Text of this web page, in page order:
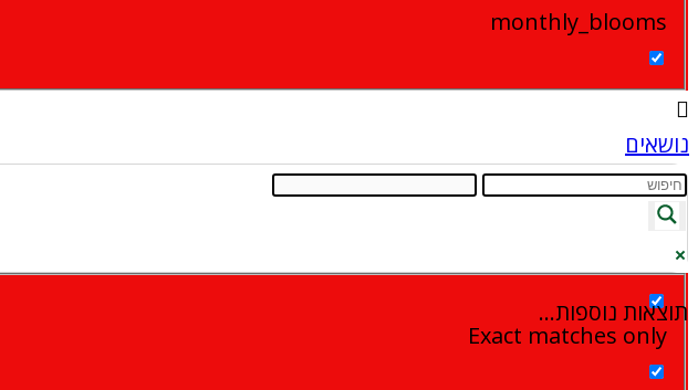
monthly_blooms
נושאים
תוצאות נוספות...
Exact matches only